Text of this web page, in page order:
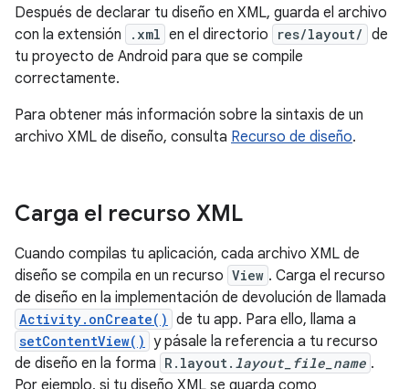
Después de declarar tu diseño en XML, guarda el archivo
con la extensión
.xml en el directorio res/layout/ de
tu proyecto de Android para que se compile
correctamente.
Para obtener más información sobre la sintaxis de un
archivo XML de diseño, consulta Recurso de diseño.
Carga el recurso XML
Cuando compilas tu aplicación, cada archivo XML de
diseño se compila en un recurso View . Carga el recurso
de diseño en la implementación de devolución de llamada
Activity.onCreate() de tu app. Para ello, llama a
setContentView() y pásale la referencia a tu recurso
de diseño en la forma R.layout. layout_file_name .